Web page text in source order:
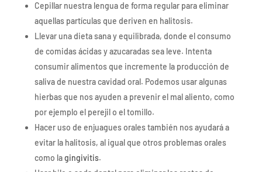
Cepillar nuestra lengua de forma regular para eliminar
aquellas partículas que deriven en halitosis.
Llevar una dieta sana y equilibrada, donde el consumo
de comidas ácidas y azucaradas sea leve. Intenta
consumir alimentos que incremente la producción de
saliva de nuestra cavidad oral. Podemos usar algunas
hierbas que nos ayuden a prevenir el mal aliento, como
por ejemplo el perejil o el tomillo.
Hacer uso de enjuagues orales también nos ayudará a
evitar la halitosis, al igual que otros problemas orales
como lagingivitis.